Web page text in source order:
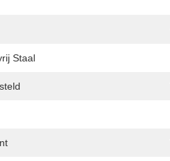
Staal